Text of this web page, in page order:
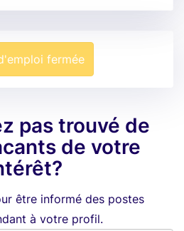
fermée
pas trouvé de
de votre
être informé des postes
à votre profil.